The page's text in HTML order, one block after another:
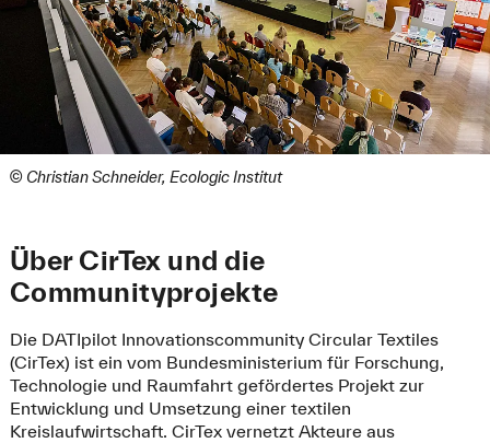
© Christian Schneider, Ecologic Institut
Über CirTex und die
Communityprojekte
Die DATIpilot Innovationscommunity Circular Textiles
(CirTex) ist ein vom Bundesministerium für Forschung,
Technologie und Raumfahrt gefördertes Projekt zur
Entwicklung und Umsetzung einer textilen
Kreislaufwirtschaft. CirTex vernetzt Akteure aus